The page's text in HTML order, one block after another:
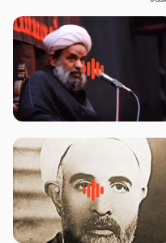
روضه جانسوز پاره های جگر امام
حسن مجتبی علیه السلام-حجت
روضه‌ی مجلس یزید ملعون و
اسارت اهل‌بیت علیهم‌السلام –